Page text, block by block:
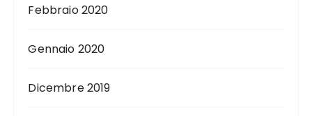
Febbraio 2020
Gennaio 2020
Dicembre 2019